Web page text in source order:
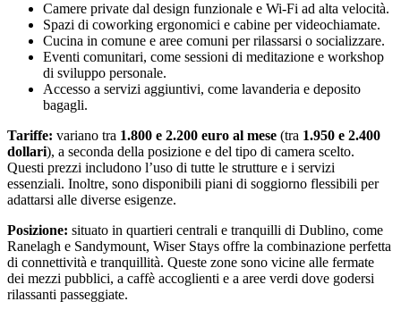
Camere private dal design funzionale e Wi-Fi ad alta velocità.
Spazi di coworking ergonomici e cabine per videochiamate.
Cucina in comune e aree comuni per rilassarsi o socializzare.
Eventi comunitari, come sessioni di meditazione e workshop
di sviluppo personale.
Accesso a servizi aggiuntivi, come lavanderia e deposito
bagagli.
Tariffe: variano tra 1.800 e 2.200 euro al mese (tra 1.950 e 2.400
dollari), a seconda della posizione e del tipo di camera scelto.
Questi prezzi includono l’uso di tutte le strutture e i servizi
essenziali. Inoltre, sono disponibili piani di soggiorno flessibili per
adattarsi alle diverse esigenze.
Posizione: situato in quartieri centrali e tranquilli di Dublino, come
Ranelagh e Sandymount, Wiser Stays offre la combinazione perfetta
di connettività e tranquillità. Queste zone sono vicine alle fermate
dei mezzi pubblici, a caffè accoglienti e a aree verdi dove godersi
rilassanti passeggiate.